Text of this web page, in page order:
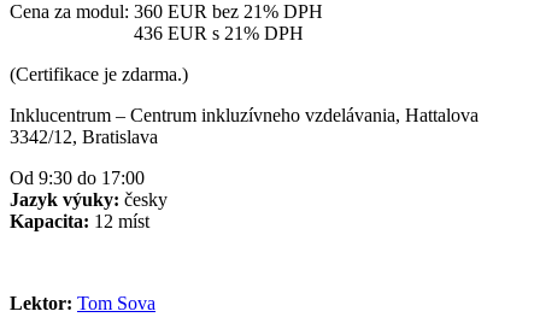
Cena za modul: 360 EUR bez 21% DPH
436 EUR s 21% DPH
(Certifikace je zdarma.)
Inklucentrum – Centrum inkluzívneho vzdelávania, Hattalova
3342/12, Bratislava
Od 9:30 do 17:00
Jazyk výuky: česky
Kapacita: 12 míst
Lektor: Tom Sova